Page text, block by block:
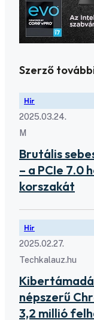
Szerző
Hír
2025.03.24.
M
Brutális
– a PCIe 7.0
korszakát
Hír
2025.02.27.
Techkalauz.hu
népszerű
3,2 millió